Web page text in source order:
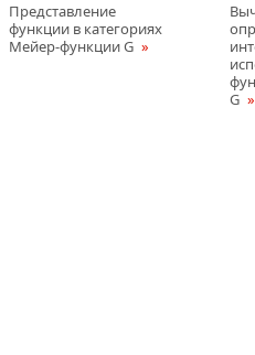
Представление
функции в категориях
Мейер-функции G
G